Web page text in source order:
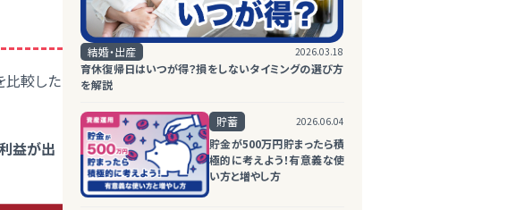
比較した
益が出
結婚・出産 2026.03.18
育休復帰日はいつが得？損をしないタイミングの選び方
を解説
貯蓄 2026.06.04
貯金が500万円貯まったら積
極的に考えよう！有意義な使
い方と増やし方